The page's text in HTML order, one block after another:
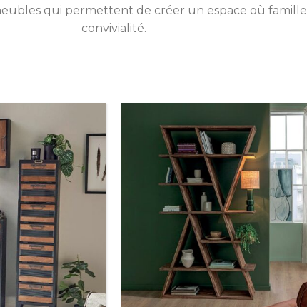
qui permettent de créer un espace où
convivialité.